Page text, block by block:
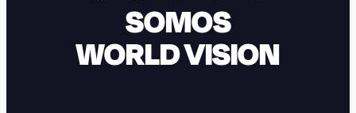
SOMOS
WORLD VISION